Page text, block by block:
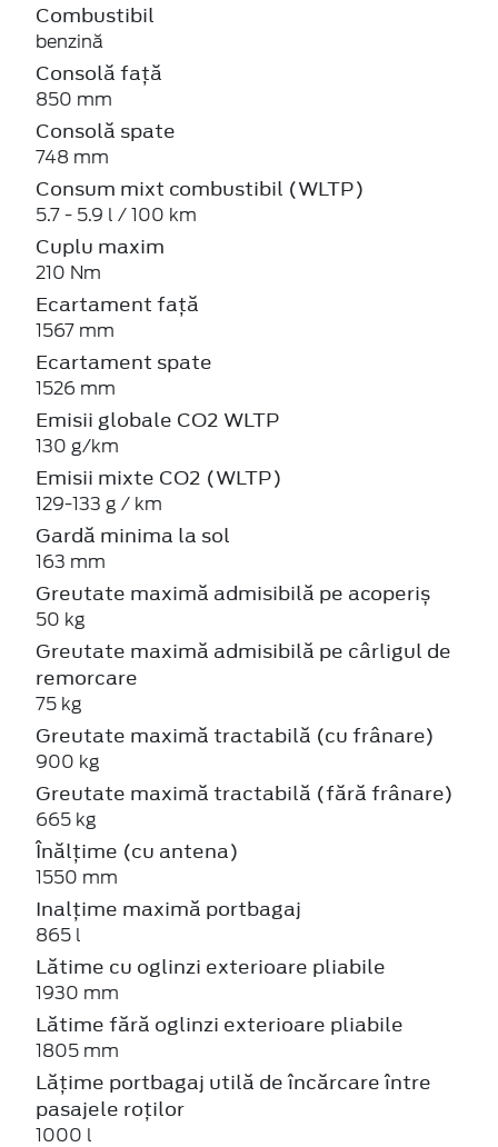
Combustibil
benzină
Consolă față
850 mm
Consolă spate
748 mm
Consum mixt combustibil (WLTP)
5.7 - 5.9 l / 100 km
Cuplu maxim
210 Nm
Ecartament față
1567 mm
Ecartament spate
1526 mm
Emisii globale CO2 WLTP
130 g/km
Emisii mixte CO2 (WLTP)
129-133 g / km
Gardă minima la sol
163 mm
Greutate maximă admisibilă pe acoperiș
50 kg
Greutate maximă admisibilă pe cârligul de
remorcare
75 kg
Greutate maximă tractabilă (cu frânare)
900 kg
Greutate maximă tractabilă (fără frânare)
665 kg
Înălțime (cu antena)
1550 mm
Inalțime maximă portbagaj
865 l
Lătime cu oglinzi exterioare pliabile
1930 mm
Lătime fără oglinzi exterioare pliabile
1805 mm
Lățime portbagaj utilă de încărcare între
pasajele roților
1000 l